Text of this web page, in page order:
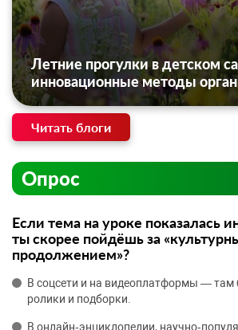
Летние прогулки в детском
инновационные методы
Читать блоги
Опрос
Если тема на уроке показалась
ты скорее пойдёшь за
продолжением»?
В соцсети и на видеоплатформы — там
ролики и подборки.
В онлайн‑энциклопедии,